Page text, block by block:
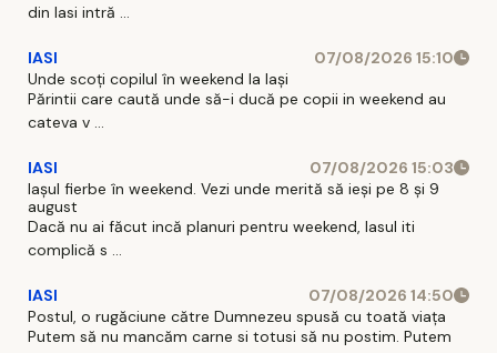
din Iasi intră ...
IASI
07/08/2026 15:10
Unde scoți copilul în weekend la Iași
Părintii care caută unde să-i ducă pe copii in weekend au
cateva v ...
IASI
07/08/2026 15:03
Iașul fierbe în weekend. Vezi unde merită să ieși pe 8 și 9
august
Dacă nu ai făcut incă planuri pentru weekend, Iasul iti
complică s ...
IASI
07/08/2026 14:50
Postul, o rugăciune către Dumnezeu spusă cu toată viața
Putem să nu mancăm carne si totusi să nu postim. Putem